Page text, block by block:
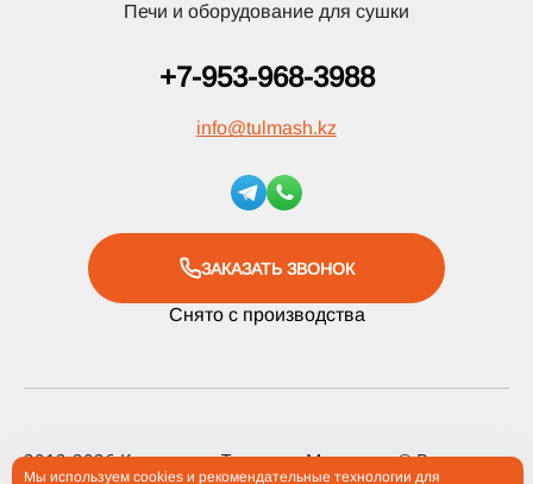
Печи и оборудование для сушки
+7-953-968-3988
info@tulmash.kz
ЗАКАЗАТЬ ЗВОНОК
Снято с производства
2012-2026 Компания «Тульские Машины» ® Все права
Мы используем cookies и рекомендательные технологии для